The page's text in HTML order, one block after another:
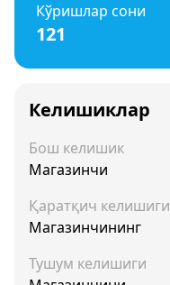
Кўришлар сони
121
Келишиклар
Бош келишик
Магазинчи
Қаратқич келишиги
Магазинчининг
Тушум келишиги